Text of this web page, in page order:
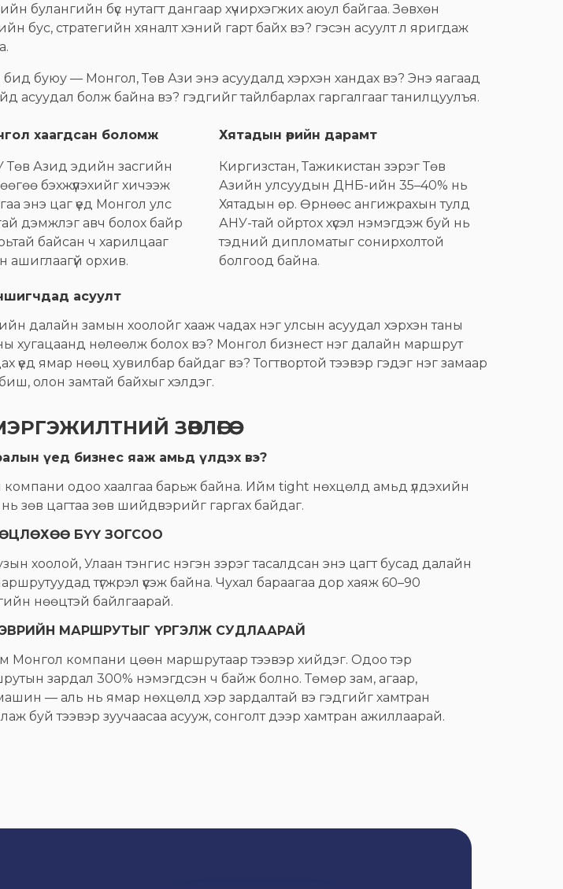
булангийн бүс нутагт дангаар хүчирхэгжих аюул байгаа. Зөвхөн
бус, стратегийн хяналт хэний гарт байх вэ? гэсэн асуулт л яригдаж
бид буюу — Монгол, Төв Ази энэ асуудалд хэрхэн хандах вэ? Энэ яагаад
асуудал болж байна вэ? гэдгийг тайлбарлах гаргалгааг танилцуулъя.
хаагдсан боломж
Төв Азид эдийн засгийн
бэхжүүлэхийг хичээж
энэ цаг үед Монгол улс
дэмжлэг авч болох байр
байсан ч харилцааг
ашиглаагүй орхив.
Хятадын өрийн дарамт
Киргизстан, Тажикистан зэрэг Төв
Азийн улсуудын ДНБ-ийн 35–40% нь
Хятадын өр. Өрнөөс ангижрахын тулд
АНУ-тай ойртох хүсэл нэмэгдэж буй нь
тэдний дипломатыг сонирхолтой
болгоод байна.
асуулт
далайн замын хоолойг хааж чадах нэг улсын асуудал хэрхэн таны
хугацаанд нөлөөлж болох вэ? Монгол бизнест нэг далайн маршрут
үед ямар нөөц хувилбар байдаг вэ? Тогтвортой тээвэр гэдэг нэг замаар
олон замтай байхыг хэлдэг.
ЗӨВЛӨГӨӨ
үед бизнес яаж амьд үлдэх вэ?
одоо хаалгаа барьж байна. Ийм tight нөхцөлд амьд үлдэхийн
зөв цагтаа зөв шийдвэрийг гаргах байдаг.
БҮҮ ЗОГСОО
хоолой, Улаан тэнгис нэгэн зэрэг тасалдсан энэ цагт бусад далайн
түгжрэл үүсэж байна. Чухал бараагаа дор хаяж 60–90
нөөцтэй байлгаарай.
МАРШРУТЫГ ҮРГЭЛЖ СУДЛААРАЙ
Монгол компани цөөн маршрутаар тээвэр хийдэг. Одоо тэр
зардал 300% нэмэгдсэн ч байж болно. Төмөр зам, агаар,
— аль нь ямар нөхцөлд хэр зардалтай вэ гэдгийг хамтран
буй тээвэр зуучаасаа асууж, сонголт дээр хамтран ажиллаарай.